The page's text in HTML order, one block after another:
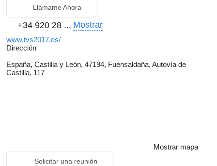
Llámame Ahora
+34 920 28 ... Mostrar
www.tvs2017.es/
Dirección
España, Castilla y León, 47194, Fuensaldaña, Autovía de
Castilla, 117
Mostrar mapa
Solicitar una reunión